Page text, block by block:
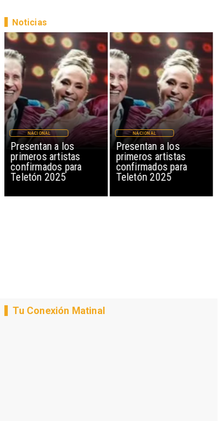
Presentan a los
primeros artistas
confirmados para
Teletón 2025
NACIONAL
Presentan a los
primeros artistas
confirmados para
Teletón 2025
NACIONAL
Noticias
Tu Conexión Matinal